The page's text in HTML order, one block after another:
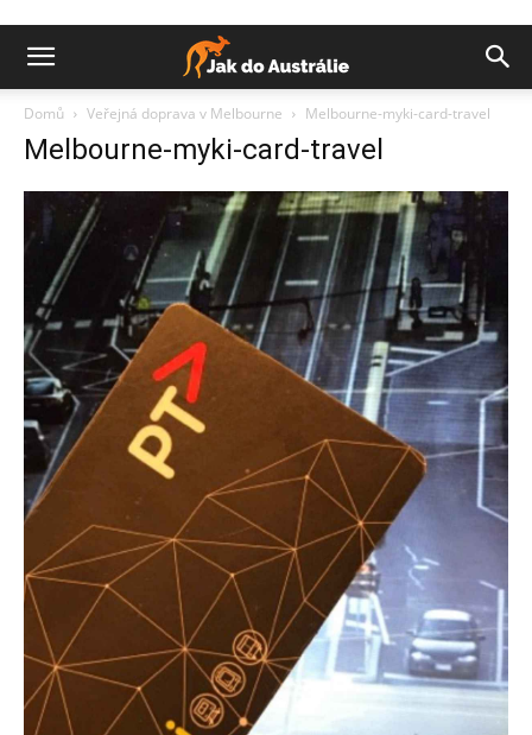
Domů Veřejná doprava v Melbourne Melbourne-myki-card-travel
Melbourne-myki-card-travel